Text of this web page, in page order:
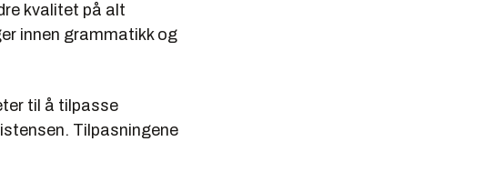
kvalitet på alt
innen grammatikk og
til å tilpasse
Tilpasningene